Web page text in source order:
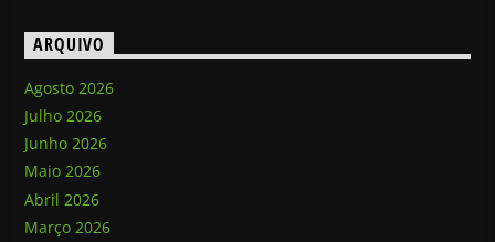
ARQUIVO
Agosto 2026
Julho 2026
Junho 2026
Maio 2026
Abril 2026
Março 2026